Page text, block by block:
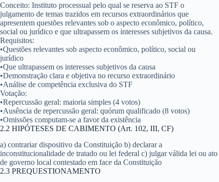
Conceito: Instituto processual pelo qual se reserva ao STF o
julgamento de temas trazidos em recursos extraordinários que
apresentem questões relevantes sob o aspecto econômico, político,
social ou jurídico e que ultrapassem os interesses subjetivos da causa.
Requisitos:
•Questões relevantes sob aspecto econômico, político, social ou
jurídico
•Que ultrapassem os interesses subjetivos da causa
•Demonstração clara e objetiva no recurso extraordinário
•Análise de competência exclusiva do STF
Votação:
•Repercussão geral: maioria simples (4 votos)
•Ausência de repercussão geral: quórum qualificado (8 votos)
•Omissões computam-se a favor da existência
2.2 HIPÓTESES DE CABIMENTO (Art. 102, III, CF)
a) contrariar dispositivo da Constituição b) declarar a
inconstitucionalidade de tratado ou lei federal c) julgar válida lei ou ato
de governo local contestado em face da Constituição
2.3 PREQUESTIONAMENTO